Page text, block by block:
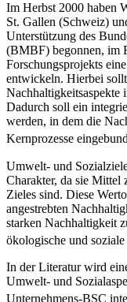
Im Herbst 2000 haben
St. Gallen (Schweiz)
Unterstützung des
(BMBF) begonnen, im
Forschungsprojekts
entwickeln. Hierbei
Nachhaltigkeitsaspekte
Dadurch soll ein
werden, in dem die
Kernprozesse
Umwelt- und
Charakter, da sie Mittel
Zieles sind. Diese
angestrebten
starken Nachhaltigkeit
ökologische und
In der Literatur wird
Umwelt- und
Unternehmens-BSC